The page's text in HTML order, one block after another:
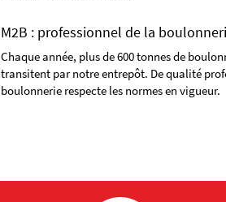
M2B : professionnel de la
Chaque année, plus de 600 tonnes de
transitent par notre entrepôt. De qualité
boulonnerie respecte les normes en vigueur.